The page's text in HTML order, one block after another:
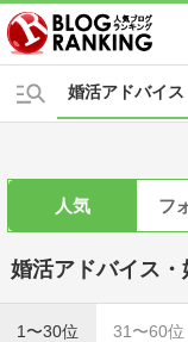
婚活アドバイ
人気 フ
婚活アドバイス・
1〜30位 31〜60位